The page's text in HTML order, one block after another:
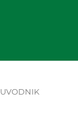
UVODNIK